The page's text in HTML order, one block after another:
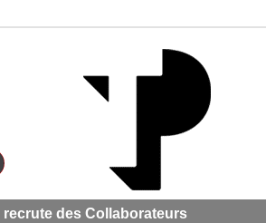
recrute des Collaborateurs